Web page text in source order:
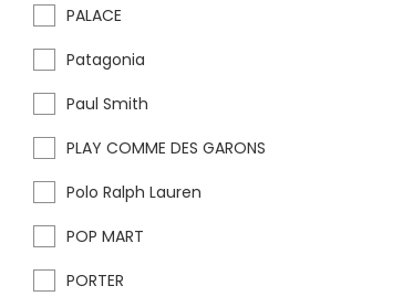
PALACE
Patagonia
Paul Smith
PLAY COMME DES GARONS
Polo Ralph Lauren
POP MART
PORTER